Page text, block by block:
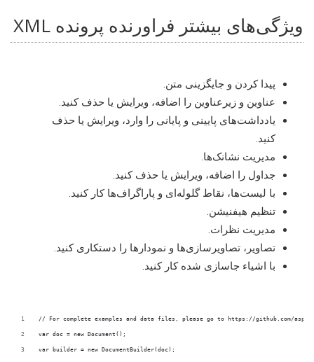
ویژگی‌های بیشتر فراورنده پرونده XML
پیدا کردن و جایگزینی متن.
عناوین و زیرعناوین را اضافه، ویرایش یا حذف کنید.
یادداشت‌های پایینی و پایانی را وارد، ویرایش یا حذف
کنید.
مدیریت نشانک‌ها.
جداول را اضافه، ویرایش یا حذف کنید.
با لیست‌ها، نقاط گلوله‌ای و پاراگراف‌ها کار کنید.
تنظیم هیفنیشن.
مدیریت نظرات.
تصاویر، تصاویر‌سازی‌ها و نمودارها را دستکاری کنید.
با اشیاء جاسازی شده کار کنید.